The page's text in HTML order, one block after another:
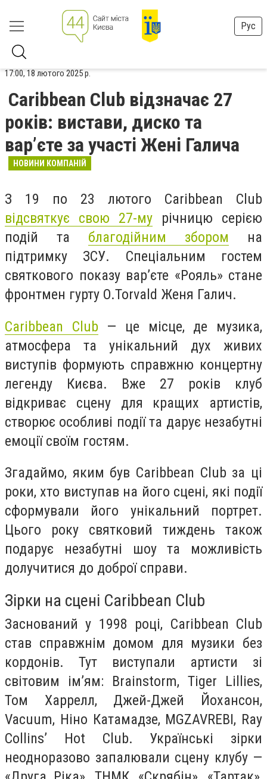
Рус
17:00, 18 лютого 2025 р.
Caribbean Club відзначає 27
років: вистави, диско та
вар’єте за участі Жені Галича
НОВИНИ КОМПАНІЙ
З 19 по 23 лютого Caribbean Club
відсвяткує свою 27-му річницю серією
подій та благодійним збором на
підтримку ЗСУ. Спеціальним гостем
святкового показу вар’єте «Рояль» стане
фронтмен гурту O.Torvald Женя Галич.
Caribbean Club — це місце, де музика,
атмосфера та унікальний дух живих
виступів формують справжню концертну
легенду Києва. Вже 27 років клуб
відкриває сцену для кращих артистів,
створює особливі події та дарує незабутні
емоції своїм гостям.
Згадаймо, яким був Caribbean Club за ці
роки, хто виступав на його сцені, які події
сформували його унікальний портрет.
Цього року святковий тиждень також
подарує незабутні шоу та можливість
долучитися до доброї справи.
Зірки на сцені Caribbean Club
Заснований у 1998 році, Caribbean Club
став справжнім домом для музики без
кордонів. Тут виступали артисти зі
світовим ім’ям: Brainstorm, Tiger Lillies,
Том Харрелл, Джей-Джей Йохансон,
Vacuum, Ніно Катамадзе, MGZAVREBI, Ray
Collins’ Hot Club. Українські зірки
неодноразово запалювали сцену клубу —